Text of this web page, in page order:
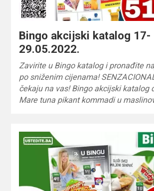
Bingo akcijski katalog 17-
29.05.2022.
Zavirite u Bingo katalog i pronađite
po sniženim cijenama!
čekaju na vas! Bingo akcijski katalog
Mare tuna pikant kommadi u